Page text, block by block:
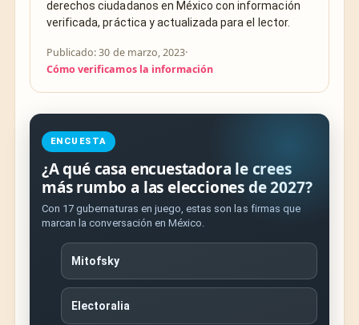
derechos ciudadanos en México con información
verificada, práctica y actualizada para el lector.
Publicado: 30 de marzo, 2023·
Cómo verificamos la información
ENCUESTA
¿A qué casa encuestadora le crees
más rumbo a las elecciones de 2027?
Con 17 gubernaturas en juego, estas son las firmas que
marcan la conversación en México.
Mitofsky
Electoralia